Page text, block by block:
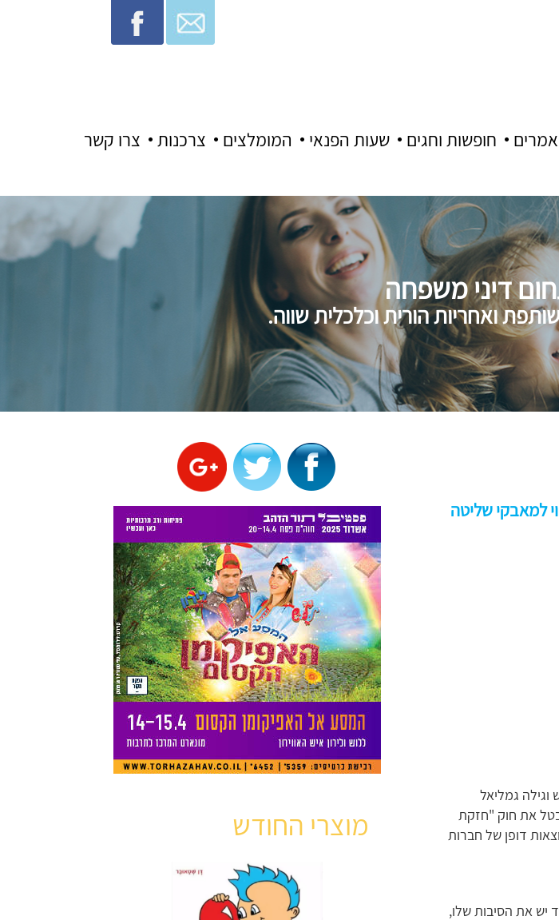
צרו קשר צרכנות המומלצים שעות הפנאי חופשות וחגים
דיני משפחה
ואחריות הורית וכלכלית שווה.
למאבקי שליטה
גמליאל
וילדים" ושנועדה לתקן עוול היסטורי עתיק משנת 1962 ולבטל את חוק "חזקת
דופן של חברות
יש את הסיבות שלו,
מוצרי החודש